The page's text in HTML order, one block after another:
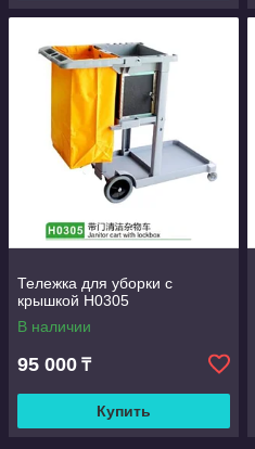
Тележка для уборки с
крышкой H0305
В наличии
95 000 ₸
Купить